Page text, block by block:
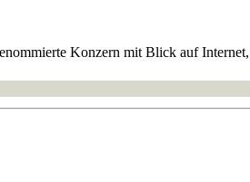
Konzern mit Blick auf